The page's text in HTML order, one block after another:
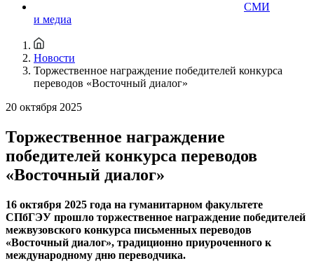
СМИ
и медиа
Новости
Торжественное награждение победителей конкурса
переводов «Восточный диалог»
20 октября 2025
Торжественное награждение
победителей конкурса переводов
«Восточный диалог»
16 октября 2025 года на гуманитарном факультете
СПбГЭУ прошло торжественное награждение победителей
межвузовского конкурса письменных переводов
«Восточный диалог», традиционно приуроченного к
международному дню переводчика.